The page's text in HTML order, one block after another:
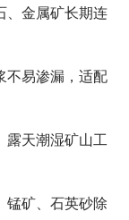
、金属矿长期连
不易渗漏，适配
露天潮湿矿山工
锰矿、石英砂除